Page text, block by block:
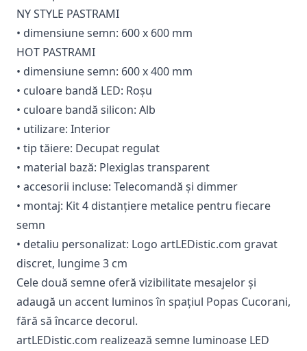
NY STYLE PASTRAMI
• dimensiune semn: 600 x 600 mm
HOT PASTRAMI
• dimensiune semn: 600 x 400 mm
• culoare bandă LED: Roșu
• culoare bandă silicon: Alb
• utilizare: Interior
• tip tăiere: Decupat regulat
• material bază: Plexiglas transparent
• accesorii incluse: Telecomandă și dimmer
• montaj: Kit 4 distanțiere metalice pentru fiecare
semn
• detaliu personalizat: Logo artLEDistic.com gravat
discret, lungime 3 cm
Cele două semne oferă vizibilitate mesajelor și
adaugă un accent luminos în spațiul Popas Cucorani,
fără să încarce decorul.
artLEDistic.com realizează semne luminoase LED